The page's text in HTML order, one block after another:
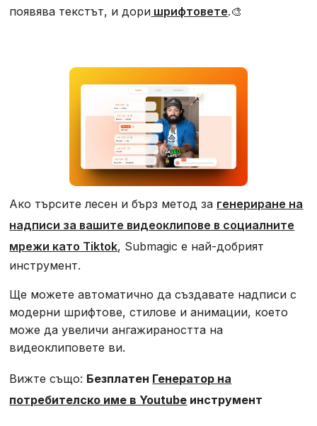
появява текстът, и дори шрифтовете.🎨
Ако търсите лесен и бърз метод за генериране на
надписи за вашите видеоклипове в социалните
мрежи като Tiktok, Submagic е най-добрият
инструмент.
Ще можете автоматично да създавате надписи с
модерни шрифтове, стилове и анимации, което
може да увеличи ангажираността на
видеоклиповете ви.
Вижте също: Безплатен Генератор на
потребителско име в Youtube инструмент